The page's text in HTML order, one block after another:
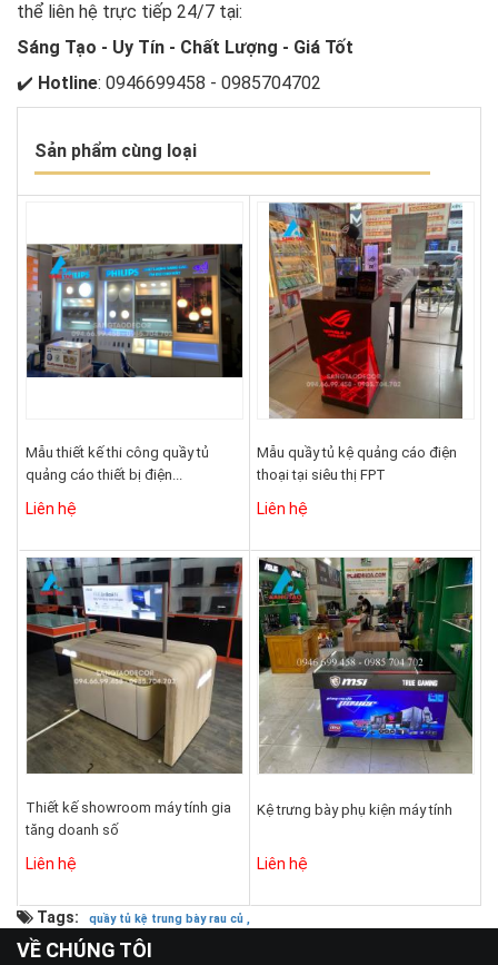
thể liên hệ trực tiếp 24/7 tại:
Sáng Tạo - Uy Tín - Chất Lượng - Giá Tốt
✔️ Hotline: 0946699458 - 0985704702
Sản phẩm cùng loại
Mẫu thiết kế thi công quầy tủ
quảng cáo thiết bị điện...
Liên hệ
Mẫu quầy tủ kệ quảng cáo điện
thoại tại siêu thị FPT
Liên hệ
Thiết kế showroom máy tính gia
tăng doanh số
Liên hệ
Kệ trưng bày phụ kiện máy tính
Liên hệ
Tags: quầy tủ kệ trung bày rau củ ,
VỀ CHÚNG TÔI